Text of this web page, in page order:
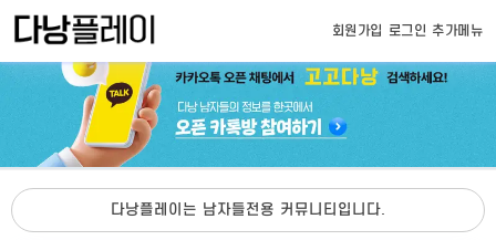
회원가입 로그인 추가메뉴
다낭플레이는 남자들전용 커뮤니티입니다.